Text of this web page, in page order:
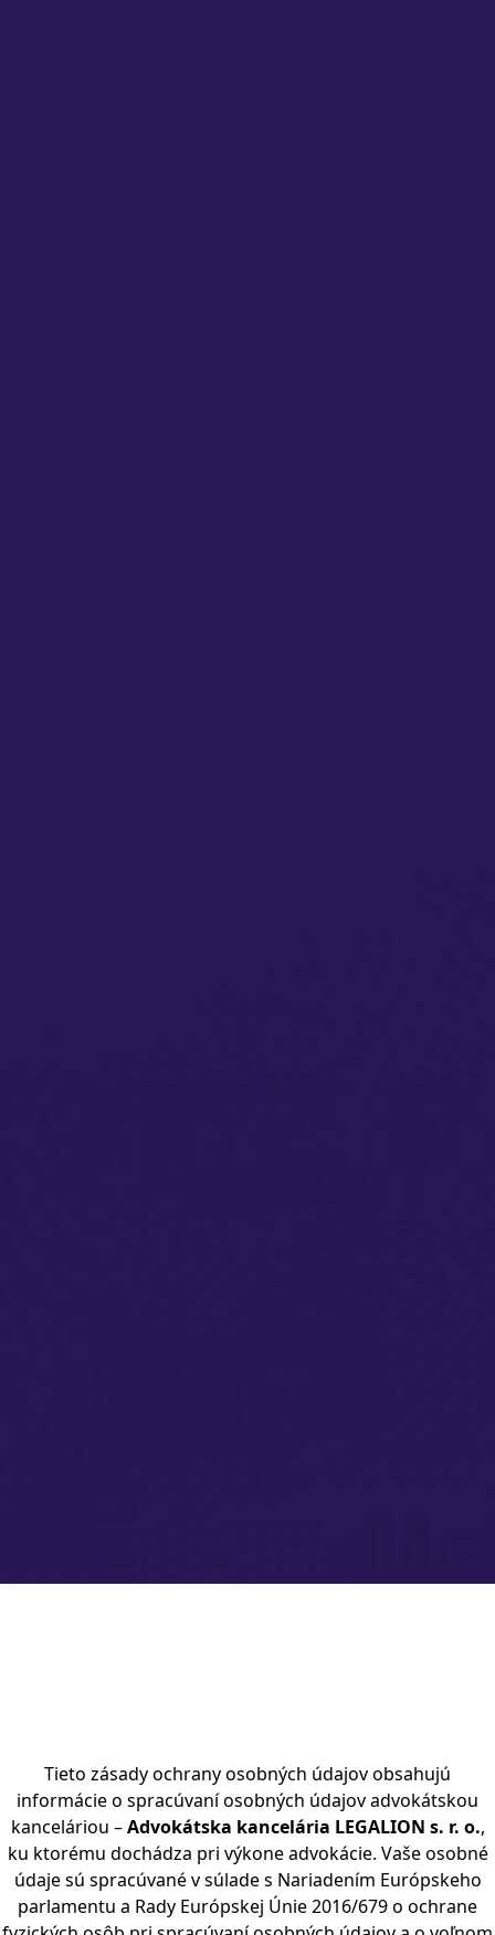
Tieto zásady ochrany osobných údajov obsahujú
informácie o spracúvaní osobných údajov advokátskou
kanceláriou –Advokátska kancelária LEGALION s. r. o.,
ku ktorému dochádza pri výkone advokácie. Vaše osobné
údaje sú spracúvané v súlade s Nariadením Európskeho
parlamentu a Rady Európskej Únie 2016/679 o ochrane